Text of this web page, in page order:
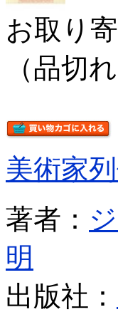
お取り
（品切
美術家
著者：
明
出版社：